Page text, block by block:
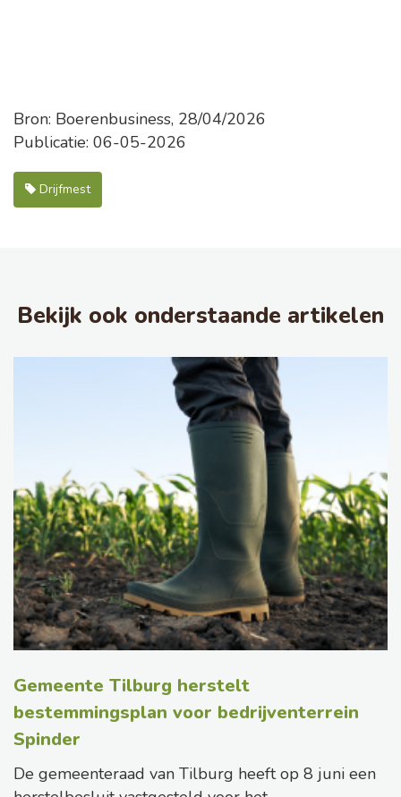
Bron: Boerenbusiness, 28/04/2026
Publicatie: 06-05-2026
Drijfmest
Bekijk ook onderstaande artikelen
Gemeente Tilburg herstelt
bestemmingsplan voor bedrijventerrein
Spinder
De gemeenteraad van Tilburg heeft op 8 juni een